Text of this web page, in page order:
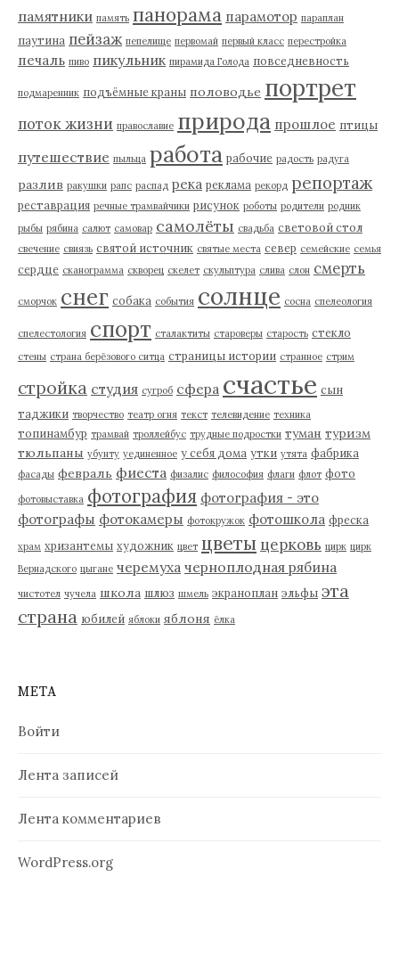
памятники память панорама парамотор параплан
паутина пейзаж пепелище первомай первый класс перестройка
печаль пиво пикульник пирамида Голода повседневность
подмаренник подъёмные краны половодье портрет
поток жизни православие природа прошлое птицы
путешествие пыльца работа рабочие радость радуга
разлив ракушки рапс распад река реклама рекорд репортаж
реставрация речные трамвайчики рисунок роботы родители родник
рыбы рябина салют самовар самолёты свадьба световой стол
свечение свиязь святой источник святые места север семейские семья
сердце сканограмма скворец скелет скульптура слива слон смерть
сморчок снег собака события солнце сосна спелеология
спелестология спорт сталактиты староверы старость стекло
стены страна берёзового ситца страницы истории странное стрим
стройка студия сугроб сфера счастье сын
таджики творчество театр огня текст телевидение техника
топинамбур трамвай троллейбус трудные подростки туман туризм
тюльпаны убунту уединенное у себя дома утки утята фабрика
фасады февраль фиеста физалис философия флаги флот фото
фотовыставка фотография фотография - это
фотографы фотокамеры фотокружок фотошкола фреска
храм хризантемы художник цвет цветы церковь цирк цирк
Вернадского цыгане черемуха черноплодная рябина
чистотел чучела школа шлюз шмель экраноплан эльфы эта
страна юбилей яблоки яблоня ёлка
МЕТА
Войти
Лента записей
Лента комментариев
WordPress.org